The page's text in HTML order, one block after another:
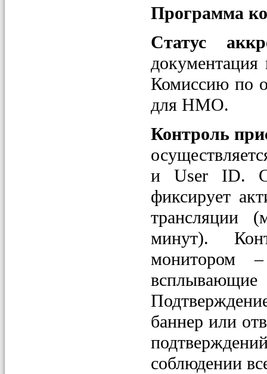
Программа
Статус
Комиссию по
для НМО.
Контроль
и User ID.
фиксирует
трансляции
минут).
монитором
баннер или
соблюдении